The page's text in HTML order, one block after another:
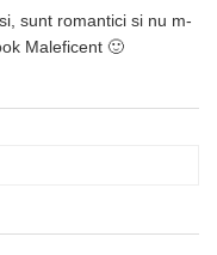
sunt romantici si nu m-
Maleficent 🙂